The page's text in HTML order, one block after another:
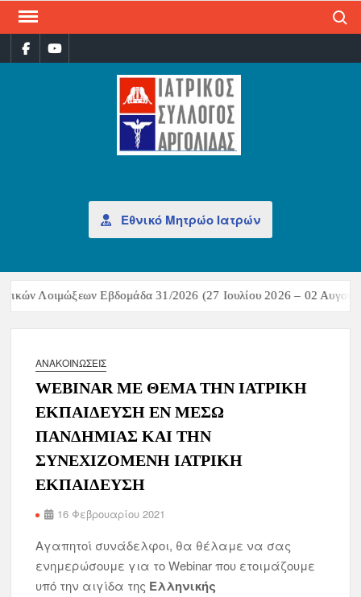
Εθνικό Μητρώο Ιατρών
Λοιμώξεων Εβδομάδα 31/2026 (27 Ιουλίου 2026 – 02
ΑΝΑΚΟΙΝΏΣΕΙΣ
WEBINAR ΜΕ ΘΕΜΑ ΤΗΝ ΙΑΤΡΙΚΗ
ΕΚΠΑΙΔΕΥΣΗ ΕΝ ΜΕΣΩ
ΠΑΝΔΗΜΙΑΣ KAI ΤΗΝ
ΣΥΝΕΧΙΖΟΜΕΝΗ ΙΑΤΡΙΚΗ
ΕΚΠΑΙΔΕΥΣΗ
16 Φεβρουαρίου 2021
Αγαπητοί συνάδελφοι, θα θέλαμε να σας
ενημερώσουμε για το Webinar που ετοιμάζουμε
υπό την αιγίδα της Ελληνικής